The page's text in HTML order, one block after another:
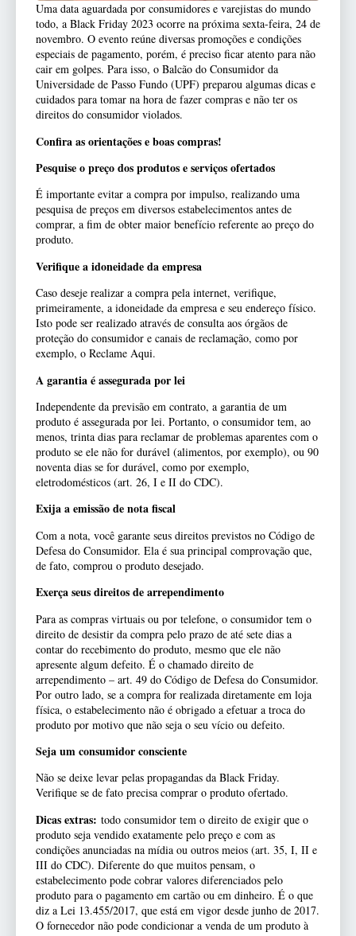
Uma data aguardada por consumidores e varejistas do mundo
todo, a Black Friday 2023 ocorre na próxima sexta-feira, 24 de
novembro. O evento reúne diversas promoções e condições
especiais de pagamento, porém, é preciso ficar atento para não
cair em golpes. Para isso, o Balcão do Consumidor da
Universidade de Passo Fundo (UPF) preparou algumas dicas e
cuidados para tomar na hora de fazer compras e não ter os
direitos do consumidor violados.
Confira as orientações e boas compras!
Pesquise o preço dos produtos e serviços ofertados
É importante evitar a compra por impulso, realizando uma
pesquisa de preços em diversos estabelecimentos antes de
comprar, a fim de obter maior benefício referente ao preço do
produto.
Verifique a idoneidade da empresa
Caso deseje realizar a compra pela internet, verifique,
primeiramente, a idoneidade da empresa e seu endereço físico.
Isto pode ser realizado através de consulta aos órgãos de
proteção do consumidor e canais de reclamação, como por
exemplo, o Reclame Aqui.
A garantia é assegurada por lei
Independente da previsão em contrato, a garantia de um
produto é assegurada por lei. Portanto, o consumidor tem, ao
menos, trinta dias para reclamar de problemas aparentes com o
produto se ele não for durável (alimentos, por exemplo), ou 90
noventa dias se for durável, como por exemplo,
eletrodomésticos (art. 26, I e II do CDC).
Exija a emissão de nota fiscal
Com a nota, você garante seus direitos previstos no Código de
Defesa do Consumidor. Ela é sua principal comprovação que,
de fato, comprou o produto desejado.
Exerça seus direitos de arrependimento
Para as compras virtuais ou por telefone, o consumidor tem o
direito de desistir da compra pelo prazo de até sete dias a
contar do recebimento do produto, mesmo que ele não
apresente algum defeito. É o chamado direito de
arrependimento – art. 49 do Código de Defesa do Consumidor.
Por outro lado, se a compra for realizada diretamente em loja
física, o estabelecimento não é obrigado a efetuar a troca do
produto por motivo que não seja o seu vício ou defeito.
Seja um consumidor consciente
Não se deixe levar pelas propagandas da Black Friday.
Verifique se de fato precisa comprar o produto ofertado.
Dicas extras: todo consumidor tem o direito de exigir que o
produto seja vendido exatamente pelo preço e com as
condições anunciadas na mídia ou outros meios (art. 35, I, II e
III do CDC). Diferente do que muitos pensam, o
estabelecimento pode cobrar valores diferenciados pelo
produto para o pagamento em cartão ou em dinheiro. É o que
diz a Lei 13.455/2017, que está em vigor desde junho de 2017.
O fornecedor não pode condicionar a venda de um produto à